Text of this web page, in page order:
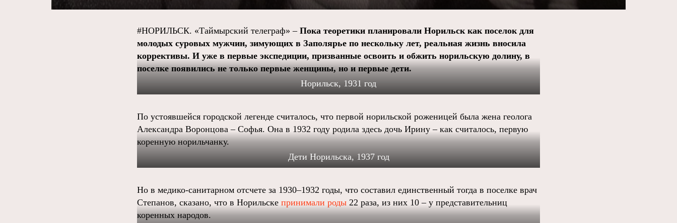
#НОРИЛЬСК. «Таймырский телеграф» – Пока теоретики планировали Норильск как поселок для
молодых суровых мужчин, зимующих в Заполярье по нескольку лет, реальная жизнь вносила
коррективы. И уже в первые экспедиции, призванные освоить и обжить норильскую долину, в
поселке появились не только первые женщины, но и первые дети.
Норильск, 1931 год
По устоявшейся городской легенде считалось, что первой норильской роженицей была жена геолога
Александра Воронцова – Софья. Она в 1932 году родила здесь дочь Ирину – как считалось, первую
коренную норильчанку.
Дети Норильска, 1937 год
Но в медико-санитарном отсчете за 1930–1932 годы, что составил единственный тогда в поселке врач
Степанов, сказано, что в Норильске принимали роды 22 раза, из них 10 – у представительниц
коренных народов.